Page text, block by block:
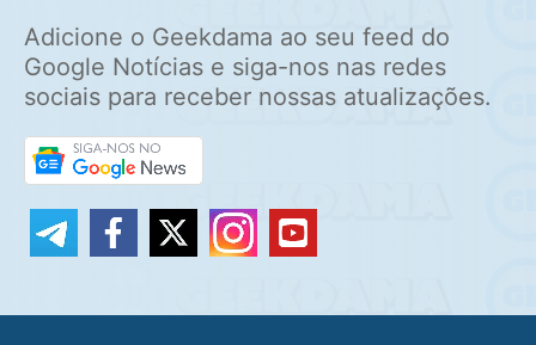
Adicione o Geekdama ao seu feed do
Google Notícias e siga-nos nas redes
sociais para receber nossas atualizações.